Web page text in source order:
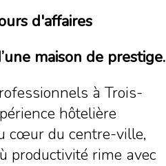
d'affaires
maison de prestige.
à Trois-
hôtelière
cœur du centre-ville,
productivité rime avec